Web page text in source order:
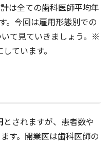
は全ての歯科医師平均年
。今回は雇用形態別での
て見ていきましょう。※
ています。
とされますが、患者数や
す。開業医は歯科医師の